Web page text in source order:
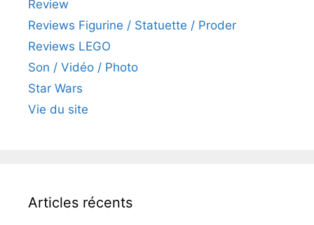
Review
Reviews Figurine / Statuette / Proder
Reviews LEGO
Son / Vidéo / Photo
Star Wars
Vie du site
Articles récents